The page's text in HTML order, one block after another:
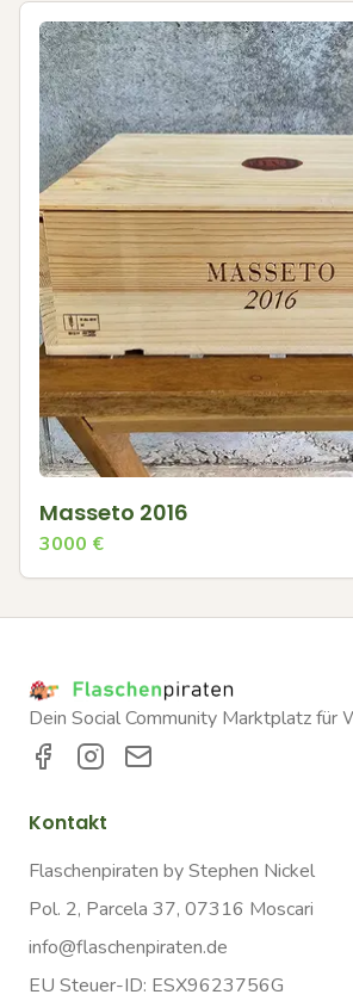
Masseto 2016
3000 €
Dein Social Community Marktplatz für
Kontakt
Flaschenpiraten by Stephen Nickel
Pol. 2, Parcela 37, 07316 Moscari
info@flaschenpiraten.de
EU Steuer-ID: ESX9623756G